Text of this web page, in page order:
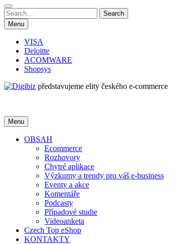
Search
for:
Search
Menu
VISA
Deloitte
ACOMWARE
Shopsys
představujeme elity českého e-commerce
Menu
OBSAH
Ecommerce
Rozhovory
Chytré aplikace
Výzkumy a trendy pro váš e-business
Eventy a akce
Komentáře
Podcasty
Případové studie
Videoanketa
Czech Top eShop
KONTAKTY